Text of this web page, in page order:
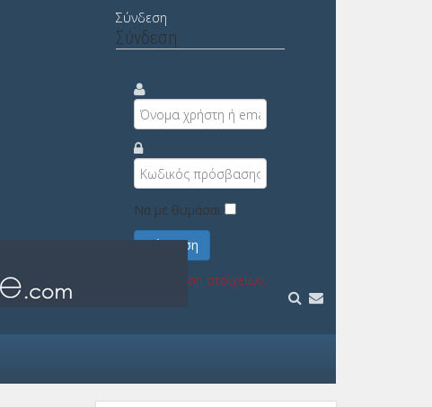
Σύνδεση
Σύνδεση
Να με θυμάσαι
Σύνδεση
Υπενθύμιση στοιχείων;